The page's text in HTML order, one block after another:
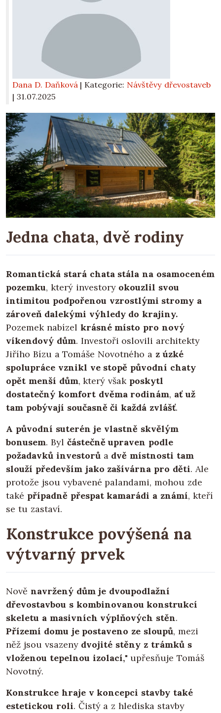
Dana D. Daňková | Kategorie: Návštěvy dřevostaveb
| 31.07.2025
Jedna chata, dvě rodiny
Romantická stará chata stála na osamoceném
pozemku, který investory okouzlil svou
intimitou podpořenou vzrostlými stromy a
zároveň dalekými výhledy do krajiny.
Pozemek nabízel krásné místo pro nový
víkendový dům. Investoři oslovili architekty
Jiřího Bízu a Tomáše Novotného a z úzké
spolupráce vznikl ve stopě původní chaty
opět menší dům, který však poskytl
dostatečný komfort dvěma rodinám, ať už
tam pobývají současně či každá zvlášť.
A původní suterén je vlastně skvělým
bonusem. Byl částečně upraven podle
požadavků investorůa dvě místnosti tam
slouží především jako zašívárna pro děti. Ale
protože jsou vybavené palandami, mohou zde
také případně přespat kamarádi a známí, kteří
se tu zastaví.
Konstrukce povýšená na
výtvarný prvek
Nově navržený dům je dvoupodlažní
dřevostavbou s kombinovanou konstrukcí
skeletu a masivních výplňových stěn.
Přízemí domu je postaveno ze sloupů, mezi
něž jsou vsazeny dvojité stěny z trámků s
vloženou tepelnou izolací," upřesňuje Tomáš
Novotný.
Konstrukce hraje v koncepci stavby také
estetickou roli. Čistý a z hlediska stavby